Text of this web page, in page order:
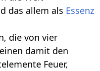
das allem als Essenz
die von vier
damit den
Feuer,